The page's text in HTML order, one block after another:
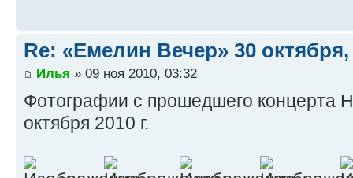
Re: «Емелин Вечер» 30
Илья » 09 ноя 2010, 03:32
Фотографии с прошедшего концерта
октября 2010 г.